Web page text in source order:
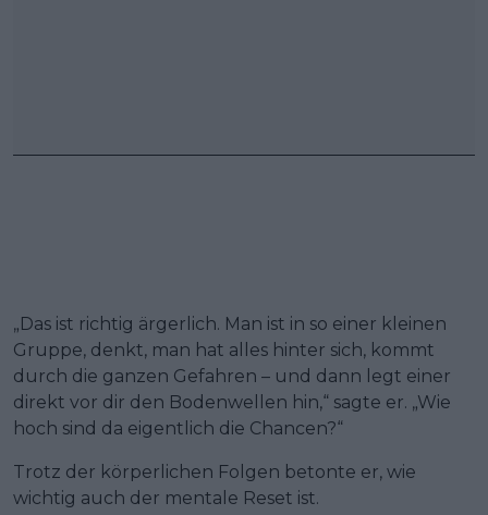
„Das ist richtig ärgerlich. Man ist in so einer kleinen
Gruppe, denkt, man hat alles hinter sich, kommt
durch die ganzen Gefahren – und dann legt einer
direkt vor dir den Bodenwellen hin,“ sagte er. „Wie
hoch sind da eigentlich die Chancen?“
Trotz der körperlichen Folgen betonte er, wie
wichtig auch der mentale Reset ist.